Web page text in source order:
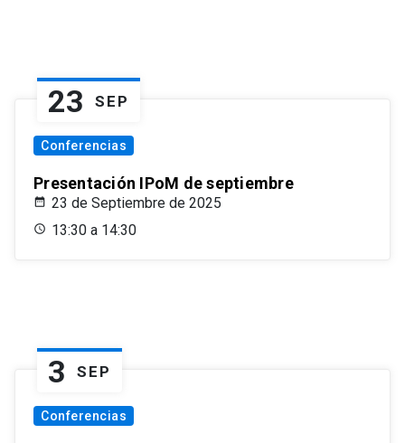
23 SEP
Conferencias
Presentación IPoM de septiembre
23 de Septiembre de 2025
13:30 a 14:30
3 SEP
Conferencias